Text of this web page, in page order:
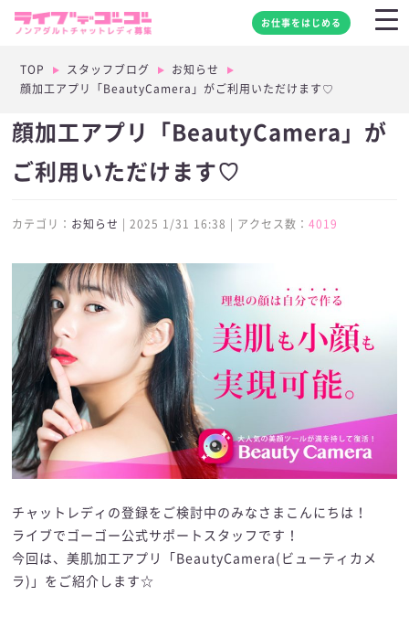
お仕事をはじめる
TOP スタッフブログ
お知らせ
顔加工アプリ「BeautyCamera」がご利用いただけます♡
顔加工アプリ「BeautyCamera」が
ご利用いただけます♡
カテゴリ： お知らせ | 2025 1/31 16:38 | アクセス数：4019
チャットレディの登録をご検討中のみなさまこんにちは！
ライブでゴーゴー公式サポートスタッフです！
今回は、美肌加工アプリ「BeautyCamera(ビューティカメ
ラ)」をご紹介します☆